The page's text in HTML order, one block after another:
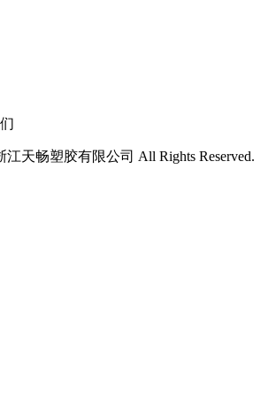
江天畅塑胶有限公司 All Rights Reserved.